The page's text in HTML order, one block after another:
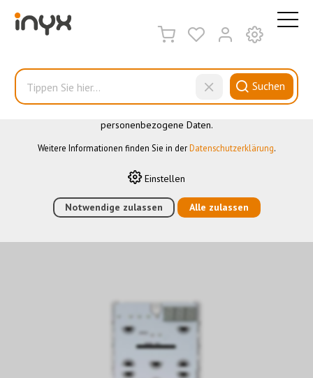
Suchen
9025
E-SHOP › GEBÄUDEAUTOMATION › KNX ›
BEDIENELEMENTE › 9025 › KNX-THERMOSTAT / -HUMIDISTAT MIT
7 TASTEN WEISS
DIESE WEBSITE VERWENDET COOKIES
ermöglichen Ihnen mehr Funktionalitäten, und noch andere
helfen uns dabei, die Nutzenden besser zu verstehen. Sie sind
also eine Hilfe, unsere Leistungen stetig zu optimieren. Einige
personenbezogene Daten.
Weitere Informationen finden Sie in derDatenschutzerklärung.
Einstellen
Notwendige zulassen Alle zulassen